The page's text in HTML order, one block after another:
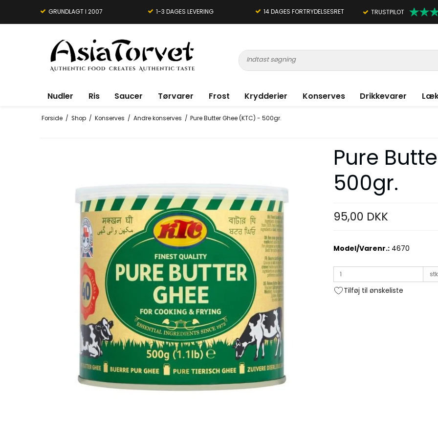
GRUNDLAGT I 2007 1-3 DAGES LEVERING 14 DAGES FORTRYDELSESRET TRUSTPILOT
Nudler Ris Saucer Tørvarer Frost Krydderier Konserves Drikkevarer
Forside / Shop / Konserves / Andre konserves / Pure Butter Ghee (KTC) - 500gr.
Pure
500gr.
95,00 DKK
Model/Varenr.: 4670
Tilføj til ønskeliste